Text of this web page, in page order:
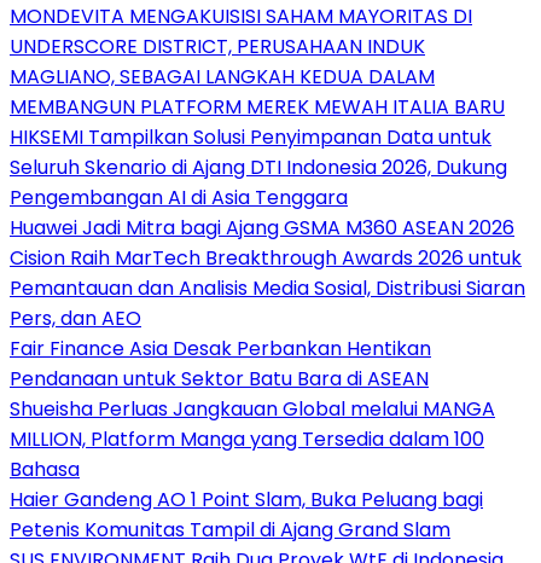
MONDEVITA MENGAKUISISI SAHAM MAYORITAS DI
UNDERSCORE DISTRICT, PERUSAHAAN INDUK
MAGLIANO, SEBAGAI LANGKAH KEDUA DALAM
MEMBANGUN PLATFORM MEREK MEWAH ITALIA BARU
HIKSEMI Tampilkan Solusi Penyimpanan Data untuk
Seluruh Skenario di Ajang DTI Indonesia 2026, Dukung
Pengembangan AI di Asia Tenggara
Huawei Jadi Mitra bagi Ajang GSMA M360 ASEAN 2026
Cision Raih MarTech Breakthrough Awards 2026 untuk
Pemantauan dan Analisis Media Sosial, Distribusi Siaran
Pers, dan AEO
Fair Finance Asia Desak Perbankan Hentikan
Pendanaan untuk Sektor Batu Bara di ASEAN
Shueisha Perluas Jangkauan Global melalui MANGA
MILLION, Platform Manga yang Tersedia dalam 100
Bahasa
Haier Gandeng AO 1 Point Slam, Buka Peluang bagi
Petenis Komunitas Tampil di Ajang Grand Slam